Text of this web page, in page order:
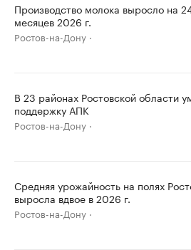
Производство молока выросло на
месяцев 2026 г.
Ростов-на-Дону
В 23 районах Ростовской области
поддержку АПК
Ростов-на-Дону
Средняя урожайность на полях
выросла вдвое в 2026 г.
Ростов-на-Дону